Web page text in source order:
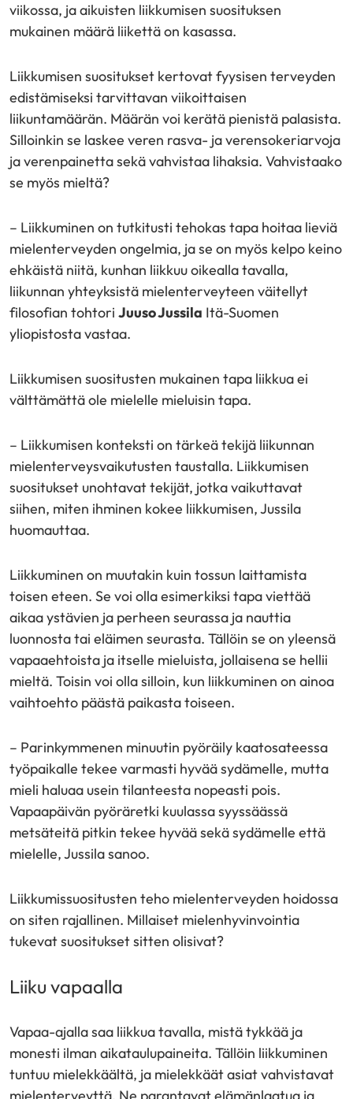
viikossa, ja aikuisten liikkumisen suosituksen
mukainen määrä liikettä on kasassa.
Liikkumisen suositukset kertovat fyysisen terveyden
edistämiseksi tarvittavan viikoittaisen
liikuntamäärän. Määrän voi kerätä pienistä palasista.
Silloinkin se laskee veren rasva- ja verensokeriarvoja
ja verenpainetta sekä vahvistaa lihaksia. Vahvistaako
se myös mieltä?
– Liikkuminen on tutkitusti tehokas tapa hoitaa lieviä
mielenterveyden ongelmia, ja se on myös kelpo keino
ehkäistä niitä, kunhan liikkuu oikealla tavalla,
liikunnan yhteyksistä mielenterveyteen väitellyt
filosofian tohtori Juuso Jussila Itä-Suomen
yliopistosta vastaa.
Liikkumisen suositusten mukainen tapa liikkua ei
välttämättä ole mielelle mieluisin tapa.
– Liikkumisen konteksti on tärkeä tekijä liikunnan
mielenterveysvaikutusten taustalla. Liikkumisen
suositukset unohtavat tekijät, jotka vaikuttavat
siihen, miten ihminen kokee liikkumisen, Jussila
huomauttaa.
Liikkuminen on muutakin kuin tossun laittamista
toisen eteen. Se voi olla esimerkiksi tapa viettää
aikaa ystävien ja perheen seurassa ja nauttia
luonnosta tai eläimen seurasta. Tällöin se on yleensä
vapaaehtoista ja itselle mieluista, jollaisena se hellii
mieltä. Toisin voi olla silloin, kun liikkuminen on ainoa
vaihtoehto päästä paikasta toiseen.
– Parinkymmenen minuutin pyöräily kaatosateessa
työpaikalle tekee varmasti hyvää sydämelle, mutta
mieli haluaa usein tilanteesta nopeasti pois.
Vapaapäivän pyöräretki kuulassa syyssäässä
metsäteitä pitkin tekee hyvää sekä sydämelle että
mielelle, Jussila sanoo.
Liikkumissuositusten teho mielenterveyden hoidossa
on siten rajallinen. Millaiset mielenhyvinvointia
tukevat suositukset sitten olisivat?
Liiku vapaalla
Vapaa-ajalla saa liikkua tavalla, mistä tykkää ja
monesti ilman aikataulupaineita. Tällöin liikkuminen
tuntuu mielekkäältä, ja mielekkäät asiat vahvistavat